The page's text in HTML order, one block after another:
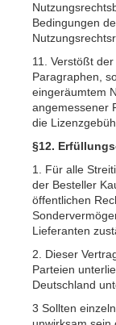
Bedingungen
11. Verstößt
Paragraphen,
eingeräumtem
angemessener
die
§12.
1. Für alle
der Besteller
öffentlichen
Lieferanten
2. Dieser
Parteien
Deutschland
3 Sollten